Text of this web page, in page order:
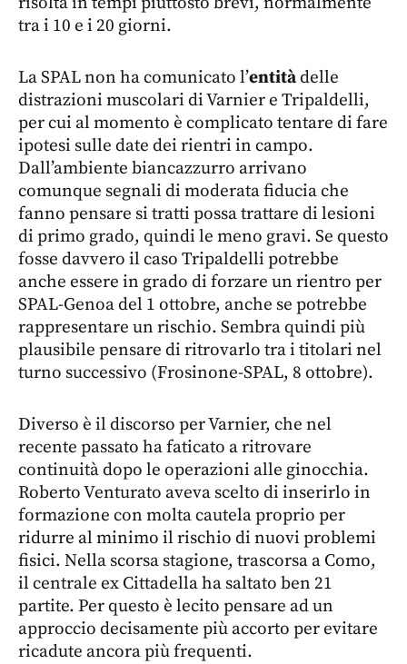
tra i 10 e i 20 giorni.
La SPAL non ha comunicato l’entitàdelle
distrazioni muscolari di Varnier e Tripaldelli,
per cui al momento è complicato tentare di fare
ipotesi sulle date dei rientri in campo.
Dall’ambiente biancazzurro arrivano
comunque segnali di moderata fiducia che
fanno pensare si tratti possa trattare di lesioni
di primo grado, quindi le meno gravi. Se questo
fosse davvero il caso Tripaldelli potrebbe
anche essere in grado di forzare un rientro per
SPAL-Genoa del 1 ottobre, anche se potrebbe
rappresentare un rischio. Sembra quindi più
plausibile pensare di ritrovarlo tra i titolari nel
turno successivo (Frosinone-SPAL, 8 ottobre).
Diverso è il discorso per Varnier, che nel
recente passato ha faticato a ritrovare
continuità dopo le operazioni alle ginocchia.
Roberto Venturato aveva scelto di inserirlo in
formazione con molta cautela proprio per
ridurre al minimo il rischio di nuovi problemi
fisici. Nella scorsa stagione, trascorsa a Como,
il centrale ex Cittadella ha saltato ben 21
partite. Per questo è lecito pensare ad un
approccio decisamente più accorto per evitare
ricadute ancora più frequenti.